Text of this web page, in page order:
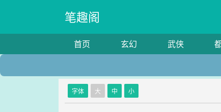
笔趣阁
首页 玄幻 武侠
字体 大 中 小